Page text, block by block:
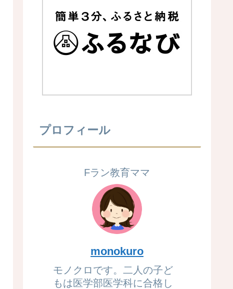
プロフィール
Fラン教育ママ
monokuro
モノクロです。二人の子ど
もは医学部医学科に合格し